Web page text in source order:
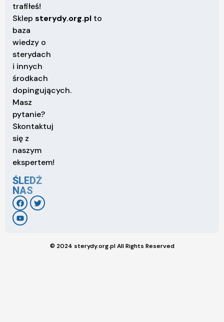
trafiłeś!
Sklep sterydy.org.pl to
baza
wiedzy o
sterydach
i innych
środkach
dopingujących.
Masz
pytanie?
Skontaktuj
się z
naszym
ekspertem!
ŚLEDŹ
NAS
© 2024 sterydy.org.pl All Rights Reserved